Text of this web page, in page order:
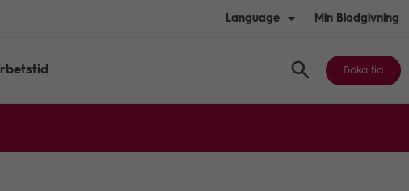
Language Min Blodgivning
Boka tid